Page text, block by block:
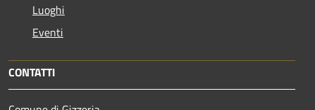
Luoghi
Eventi
CONTATTI